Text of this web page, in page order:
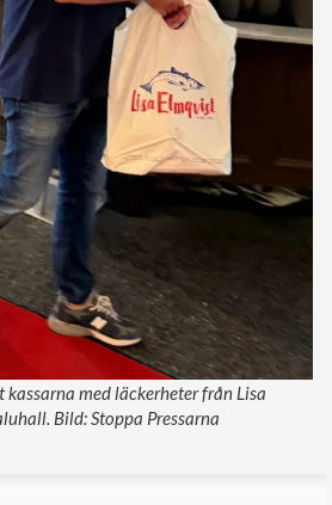
kassarna med läckerheter från Lisa
Bild: Stoppa Pressarna